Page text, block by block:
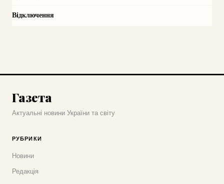
Відключення
Газета
Актуальні новини України та світу
РУБРИКИ
Новини
Редакція